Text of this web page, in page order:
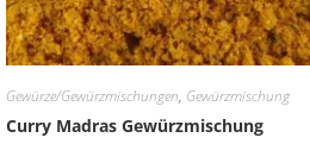
Gewürze/Gewürzmischungen, Gewürzmischung
Curry Madras Gewürzmischung